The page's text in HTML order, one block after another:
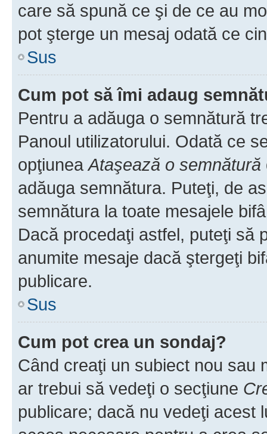
care să spună ce şi de ce au
pot şterge un mesaj odată ce
Sus
Cum pot să îmi adaug
Pentru a adăuga o semnătură
Panoul utilizatorului. Odată ce
opţiuneaAtaşează o semnătură
adăuga semnătura. Puteţi, de
semnătura la toate mesajele
Dacă procedaţi astfel, puteţi să
anumite mesaje dacă ştergeţi
publicare.
Sus
Cum pot crea un sondaj?
Când creaţi un subiect nou sau
ar trebui să vedeţi o secţiune
publicare; dacă nu vedeţi acest